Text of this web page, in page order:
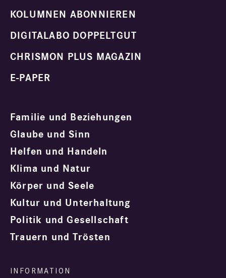
KOLUMNEN ABONNIEREN
DIGITALABO DOPPELTGUT
CHRISMON PLUS MAGAZIN
E-PAPER
Familie und Beziehungen
Glaube und Sinn
Helfen und Handeln
Klima und Natur
Körper und Seele
Kultur und Unterhaltung
Politik und Gesellschaft
Trauern und Trösten